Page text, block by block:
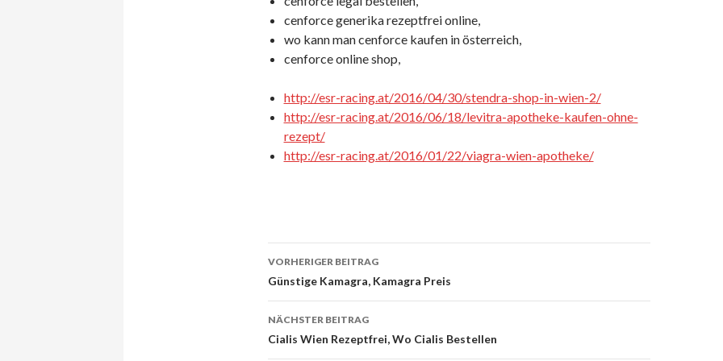
cenforce generika rezeptfrei online,
wo kann man cenforce kaufen in österreich,
cenforce online shop,
http://esr-racing.at/2016/04/30/stendra-shop-in-wien-2/
http://esr-racing.at/2016/06/18/levitra-apotheke-kaufen-ohne-
rezept/
http://esr-racing.at/2016/01/22/viagra-wien-apotheke/
Beitrags-
Navigation
VORHERIGER BEITRAG
Günstige Kamagra, Kamagra Preis
NÄCHSTER BEITRAG
Cialis Wien Rezeptfrei, Wo Cialis Bestellen